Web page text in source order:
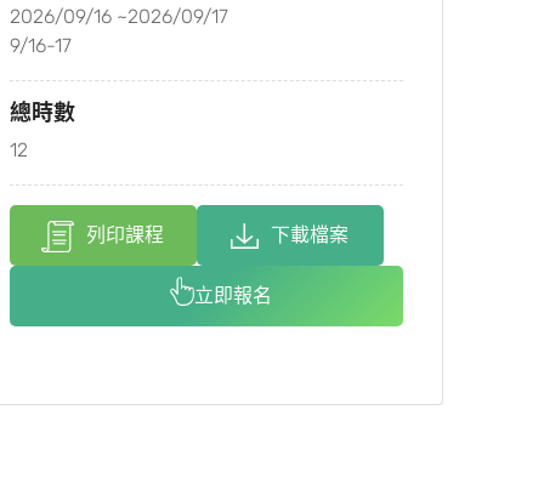
2026/09/16 ~2026/09/17
9/16-17
總時數
12
列印課程 下載檔案
立即報名